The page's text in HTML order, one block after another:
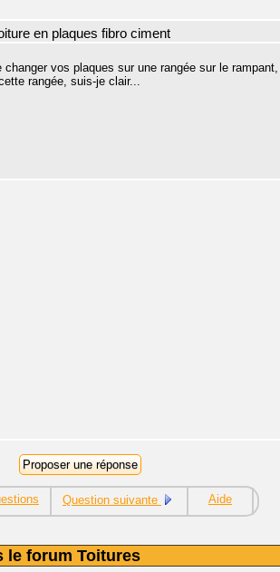
en plaques fibro ciment
changer vos plaques sur une rangée sur le
rangée, suis-je clair...
Question suivante Aide
le forum Toitures